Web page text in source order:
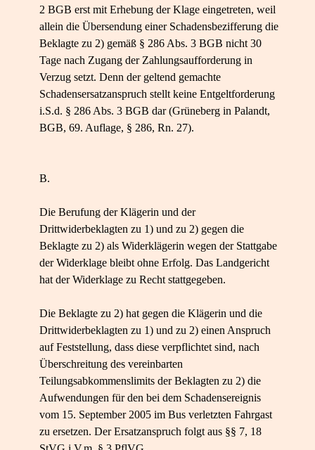
2 BGB erst mit Erhebung der Klage eingetreten, weil
allein die Übersendung einer Schadensbezifferung die
Beklagte zu 2) gemäß § 286 Abs. 3 BGB nicht 30
Tage nach Zugang der Zahlungsaufforderung in
Verzug setzt. Denn der geltend gemachte
Schadensersatzanspruch stellt keine Entgeltforderung
i.S.d. § 286 Abs. 3 BGB dar (Grüneberg in Palandt,
BGB, 69. Auflage, § 286, Rn. 27).
B.
Die Berufung der Klägerin und der
Drittwiderbeklagten zu 1) und zu 2) gegen die
Beklagte zu 2) als Widerklägerin wegen der Stattgabe
der Widerklage bleibt ohne Erfolg. Das Landgericht
hat der Widerklage zu Recht stattgegeben.
Die Beklagte zu 2) hat gegen die Klägerin und die
Drittwiderbeklagten zu 1) und zu 2) einen Anspruch
auf Feststellung, dass diese verpflichtet sind, nach
Überschreitung des vereinbarten
Teilungsabkommenslimits der Beklagten zu 2) die
Aufwendungen für den bei dem Schadensereignis
vom 15. September 2005 im Bus verletzten Fahrgast
zu ersetzen. Der Ersatzanspruch folgt aus §§ 7, 18